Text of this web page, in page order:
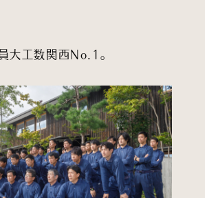
大工数関西No.1。